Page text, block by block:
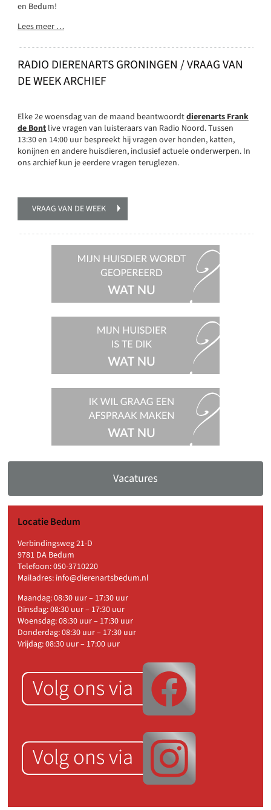
en Bedum!
Lees meer …
RADIO DIERENARTS GRONINGEN / VRAAG VAN
DE WEEK ARCHIEF
Elke 2e woensdag van de maand beantwoordtdierenarts Frank
de Bontlive vragen van luisteraars van Radio Noord. Tussen
13:30 en 14:00 uur bespreekt hij vragen over honden, katten,
konijnen en andere huisdieren, inclusief actuele onderwerpen. In
ons archief kun je eerdere vragen teruglezen.
VRAAG VAN DE WEEK
graag een
Vacatures
Locatie Bedum
Verbindingsweg 21-D
9781 DA Bedum
Telefoon:050-3710220
Mailadres: info@dierenartsbedum.nl
Maandag: 08:30 uur – 17:30 uur
Dinsdag: 08:30 uur – 17:30 uur
Woensdag: 08:30 uur – 17:30 uur
Donderdag: 08:30 uur – 17:30 uur
Vrijdag: 08:30 uur – 17:00 uur